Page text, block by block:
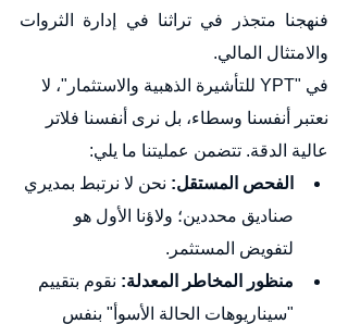
والامتثال المالي.
في "YPT للتأشيرة الذهبية والاستثمار"، لا
نعتبر أنفسنا وسطاء، بل نرى أنفسنا فلاتر
عالية الدقة. تتضمن عمليتنا ما يلي:
الفحص المستقل: نحن لا نرتبط بمديري
صناديق محددين؛ ولاؤنا الأول هو
لتفويض المستثمر.
منظور المخاطر المعدلة: نقوم بتقييم
"سيناريوهات الحالة الأسوأ" بنفس